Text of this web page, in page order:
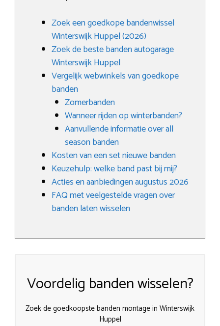
Zoek een goedkope bandenwissel
Winterswijk Huppel (2026)
Zoek de beste banden autogarage
Winterswijk Huppel
Vergelijk webwinkels van goedkope
banden
Zomerbanden
Wanneer rijden op winterbanden?
Aanvullende informatie over all
season banden
Kosten van een set nieuwe banden
Keuzehulp: welke band past bij mij?
Acties en aanbiedingen augustus 2026
FAQ met veelgestelde vragen over
banden laten wisselen
Voordelig banden wisselen?
Zoek de goedkoopste banden montage in Winterswijk
Huppel